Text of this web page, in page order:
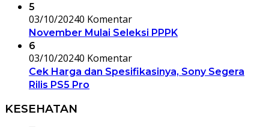
5
03/10/20240 Komentar
November Mulai Seleksi PPPK
6
03/10/20240 Komentar
Cek Harga dan Spesifikasinya, Sony Segera
Rilis PS5 Pro
KESEHATAN